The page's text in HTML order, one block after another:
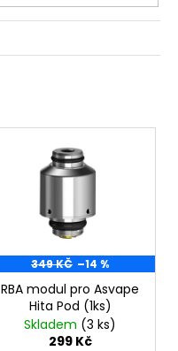
349 KČ –14 %
RBA modul pro Asvape
Hita Pod (1ks)
Skladem (3 ks)
299 Kč